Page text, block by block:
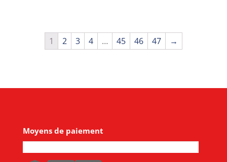
1 2 3 4 … 45 46 47 →
Moyens de paiement